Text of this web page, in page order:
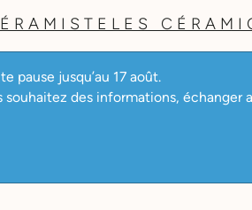
LES
pause jusqu’au 17 août.
souhaitez des informations, échanger